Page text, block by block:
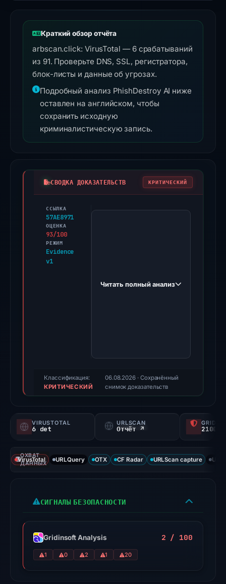
Краткий обзор отчёта
arbscan.click: VirusTotal — 6 срабатываний
из 91. Проверьте DNS, SSL, регистратора,
блок-листы и данные об угрозах.
Подробный анализ PhishDestroy AI ниже
оставлен на английском, чтобы
сохранить исходную
криминалистическую запись.
СВОДКА ДОКАЗАТЕЛЬСТВ КРИТИЧЕСКИЙ
ССЫЛКА
57AE8971
ОЦЕНКА
93/100
РЕЖИМ
Evidence
v1
PhishDestroy
score,
not
6
VirusTotal
the
domain
on
Aug
Читать полный анализ
Классификация:
КРИТИЧЕСКИЙ
06.08.2026 · Сохранённый
снимок доказательств
VIRUSTOTAL
6 det
URLSCAN
Отчёт ↗ 2100/
ОХВАТ
ДАННЫХ
VirusTotal URLQuery OTX CF Radar URLScan capture
СИГНАЛЫ БЕЗОПАСНОСТИ
Gridinsoft Analysis 2 / 100
1 0 2 1 20